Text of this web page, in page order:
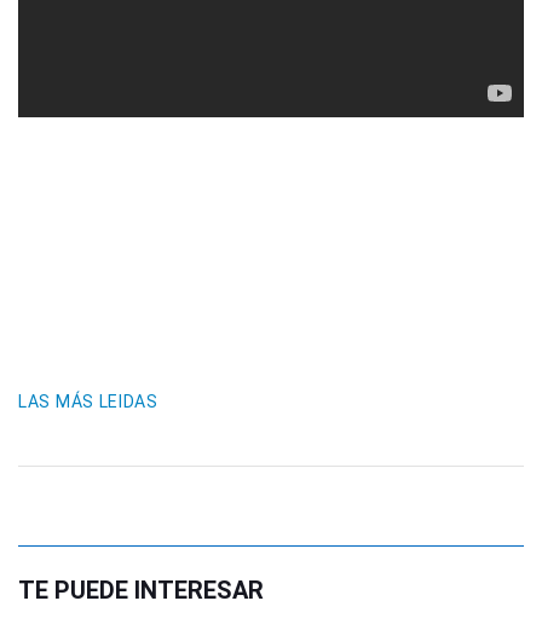
LAS MÁS LEIDAS
TE PUEDE INTERESAR